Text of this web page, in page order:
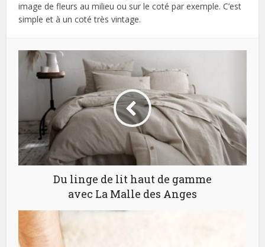
image de fleurs au milieu ou sur le coté par exemple. C’est
simple et à un coté très vintage.
Du linge de lit haut de gamme
avec La Malle des Anges